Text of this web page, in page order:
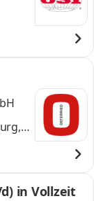
in Vollzeit